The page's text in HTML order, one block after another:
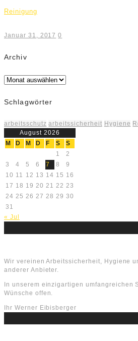
Reinigung
Januar 31, 2017 0
Archiv
Archiv
Schlagwörter
arbeitsschutz arbeitssicherheit Hygiene
August 2026
M
D M D F S
S
1
2
3
4 5 6 7 8
9
10 11 12 13 14 15 16
17 18 19 20 21 22 23
24 25 26 27 28 29 30
31
« Jul
Wir vereinen Arbeitssicherheit, Hygiene
anderer Anbieter.
In unserem einzigartigen umfangreichen
Wünsche offen.
Ihr Werner Eibisberger